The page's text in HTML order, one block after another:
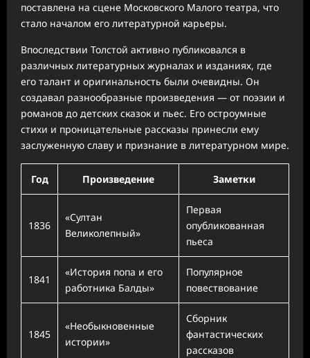
поставлена на сцене Московского Малого театра, что
стало началом его литературной карьеры.
Впоследствии Толстой активно публиковался в
различных литературных журналах и изданиях, где
его талант и оригинальность были очевидны. Он
создавал разнообразные произведения — от поэзии и
романов до детских сказок и пьес. Его остроумные
стихи и проницательные рассказы принесли ему
заслуженную славу и признание в литературном мире.
Год Произведение Заметки
1836
«Султан
Великолепный»
Первая
опубликованная
пьеса
1841
«История попа и его
работника Балды»
Популярное
повествование
1845
«Необыкновенные
истории»
Сборник
фантастических
рассказов